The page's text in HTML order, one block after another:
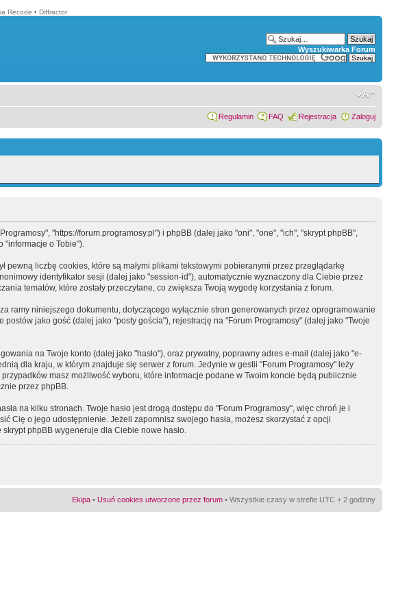
Recode • Diffractor
Wyszukiwarka Forum
Regulamin FAQ Rejestracja Zaloguj
"https://forum.programosy.pl") i phpBB (dalej jako "oni", "one", "ich", "skrypt phpBB",
"informacje o Tobie").
liczbę cookies, które są małymi plikami tekstowymi pobieranymi przez przeglądarkę
identyfikator sesji (dalej jako "session-id"), automatycznie wyznaczony dla Ciebie przez
tematów, które zostały przeczytane, co zwiększa Twoją wygodę korzystania z forum.
ramy niniejszego dokumentu, dotyczącego wyłącznie stron generowanych przez oprogramowanie
jako gość (dalej jako "posty gościa"), rejestrację na "Forum Programosy" (dalej jako "Twoje
na Twoje konto (dalej jako "hasło"), oraz prywatny, poprawny adres e-mail (dalej jako "e-
dla kraju, w którym znajduje się serwer z forum. Jedynie w gestii "Forum Programosy" leży
masz możliwość wyboru, które informacje podane w Twoim koncie będą publicznie
przez phpBB.
na kilku stronach. Twoje hasło jest drogą dostępu do "Forum Programosy", więc chroń je i
Cię o jego udostępnienie. Jeżeli zapomnisz swojego hasła, możesz skorzystać z opcji
phpBB wygeneruje dla Ciebie nowe hasło.
Ekipa • Usuń cookies utworzone przez forum • Wszystkie czasy w strefie UTC + 2 godziny